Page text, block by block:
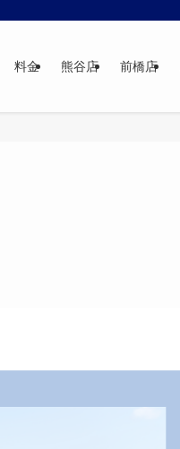
料金 熊谷店 前橋店